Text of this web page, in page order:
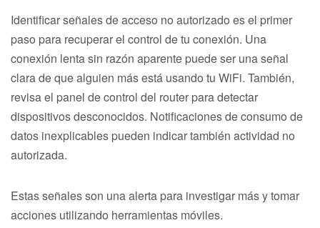
Identificar señales de acceso no autorizado es el primer
paso para recuperar el control de tu conexión. Una
conexión lenta sin razón aparente puede ser una señal
clara de que alguien más está usando tu WiFi. También,
revisa el panel de control del router para detectar
dispositivos desconocidos. Notificaciones de consumo de
datos inexplicables pueden indicar también actividad no
autorizada.
Estas señales son una alerta para investigar más y tomar
acciones utilizando herramientas móviles.